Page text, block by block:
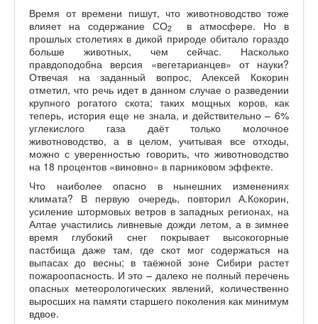
Время от времени пишут, что животноводство тоже
влияет на содержание СО2 в атмосфере. Но в
прошлых столетиях в дикой природе обитало гораздо
больше животных, чем сейчас. Насколько
правдоподобна версия «вегетарианцев» от науки?
Отвечая на заданный вопрос, Алексей Кокорин
отметил, что речь идет в данном случае о разведении
крупного рогатого скота; таких мощных коров, как
теперь, история еще не знала, и действительно – 6%
углекислого газа даёт только молочное
животноводство, а в целом, учитывая все отходы,
можно с уверенностью говорить, что животноводство
на 18 процентов «виновно» в парниковом эффекте.
Что наиболее опасно в нынешних изменениях
климата? В первую очередь, повторил А.Кокорин,
усиление штормовых ветров в западных регионах, на
Алтае участились ливневые дожди летом, а в зимнее
время глубокий снег покрывает высокогорные
пастбища даже там, где скот мог содержаться на
выпасах до весны; в таёжной зоне Сибири растет
пожароопасность. И это – далеко не полный перечень
опасных метеорологических явлений, количественно
выросших на памяти старшего поколения как минимум
вдвое.